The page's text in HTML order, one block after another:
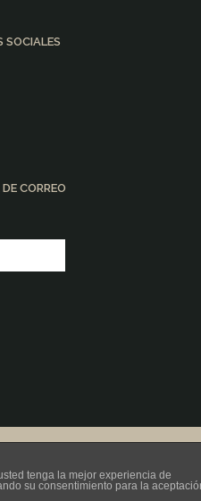
SOCIALES
CORREO
tenga la mejor experiencia de
su consentimiento para la